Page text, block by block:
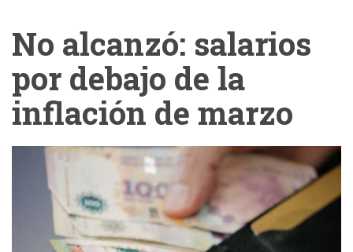
No alcanzó: salarios
por debajo de la
inflación de marzo